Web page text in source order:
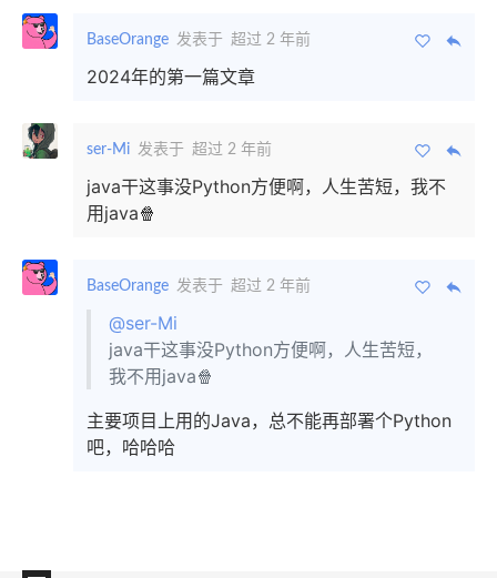
BaseOrange 发表于 超过 2 年前
2024年的第一篇文章
ser-Mi 发表于 超过 2 年前
java干这事没Python方便啊，人生苦短，我不
用java🍿
BaseOrange 发表于 超过 2 年前
@ser-Mi
java干这事没Python方便啊，人生苦短，
我不用java🍿
主要项目上用的Java，总不能再部署个Python
吧，哈哈哈